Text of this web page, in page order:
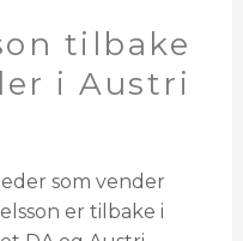
tilbake
i Austri
som vender
er tilbake i